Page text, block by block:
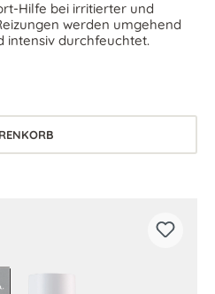
Hilfe bei irritierter und
werden umgehend
intensiv durchfeuchtet.